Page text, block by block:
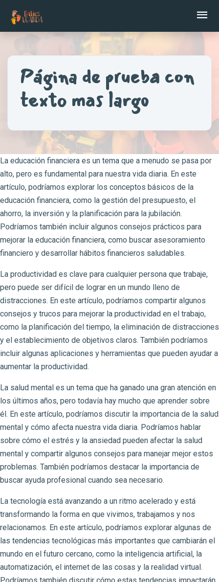
Página de prueba con
texto mas largo
La educación financiera es un tema que a menudo se pasa por
alto, pero es fundamental para nuestra vida diaria. En este
artículo, podríamos explorar los conceptos básicos de la
educación financiera, como la gestión del presupuesto, el
ahorro, la inversión y la planificación para la jubilación.
Podríamos también incluir algunos consejos prácticos para
mejorar la educación financiera, como buscar asesoramiento
financiero y desarrollar hábitos financieros saludables.
La productividad es clave para cualquier persona que trabaje,
pero puede ser difícil de lograr en un mundo lleno de
distracciones. En este artículo, podríamos compartir algunos
consejos y trucos para mejorar la productividad en el trabajo,
como la planificación del tiempo, la eliminación de distracciones
y el establecimiento de objetivos claros. También podríamos
incluir algunas aplicaciones y herramientas que pueden ayudar a
aumentar la productividad.
La salud mental es un tema que ha ganado una gran atención en
los últimos años, pero todavía hay mucho que aprender sobre
él. En este artículo, podríamos discutir la importancia de la salud
mental y cómo afecta nuestra vida diaria. Podríamos hablar
sobre cómo el estrés y la ansiedad pueden afectar la salud
mental y compartir algunos consejos para manejar mejor estos
problemas. También podríamos destacar la importancia de
buscar ayuda profesional cuando sea necesario.
La tecnología está avanzando a un ritmo acelerado y está
transformando la forma en que vivimos, trabajamos y nos
relacionamos. En este artículo, podríamos explorar algunas de
las tendencias tecnológicas más importantes que cambiarán el
mundo en el futuro cercano, como la inteligencia artificial, la
automatización, el internet de las cosas y la realidad virtual.